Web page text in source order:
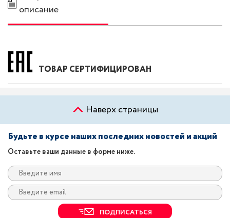
описание
ТОВАР СЕРТИФИЦИРОВАН
Наверх страницы
Будьте в курсе наших последних новостей и акций
Оставьте ваши данные в форме ниже.
ПОДПИСАТЬСЯ